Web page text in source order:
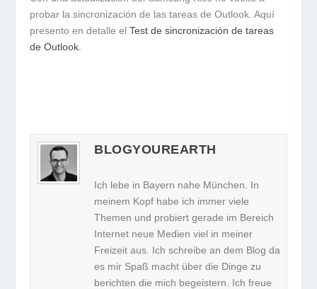
probar la sincronización de las tareas de Outlook. Aquí
presento en detalle elTest de sincronización de tareas
de Outlook.
BLOGYOUREARTH
Ich lebe in Bayern nahe München. In
meinem Kopf habe ich immer viele
Themen und probiert gerade im Bereich
Internet neue Medien viel in meiner
Freizeit aus. Ich schreibe an dem Blog da
es mir Spaß macht über die Dinge zu
berichten die mich begeistern. Ich freue